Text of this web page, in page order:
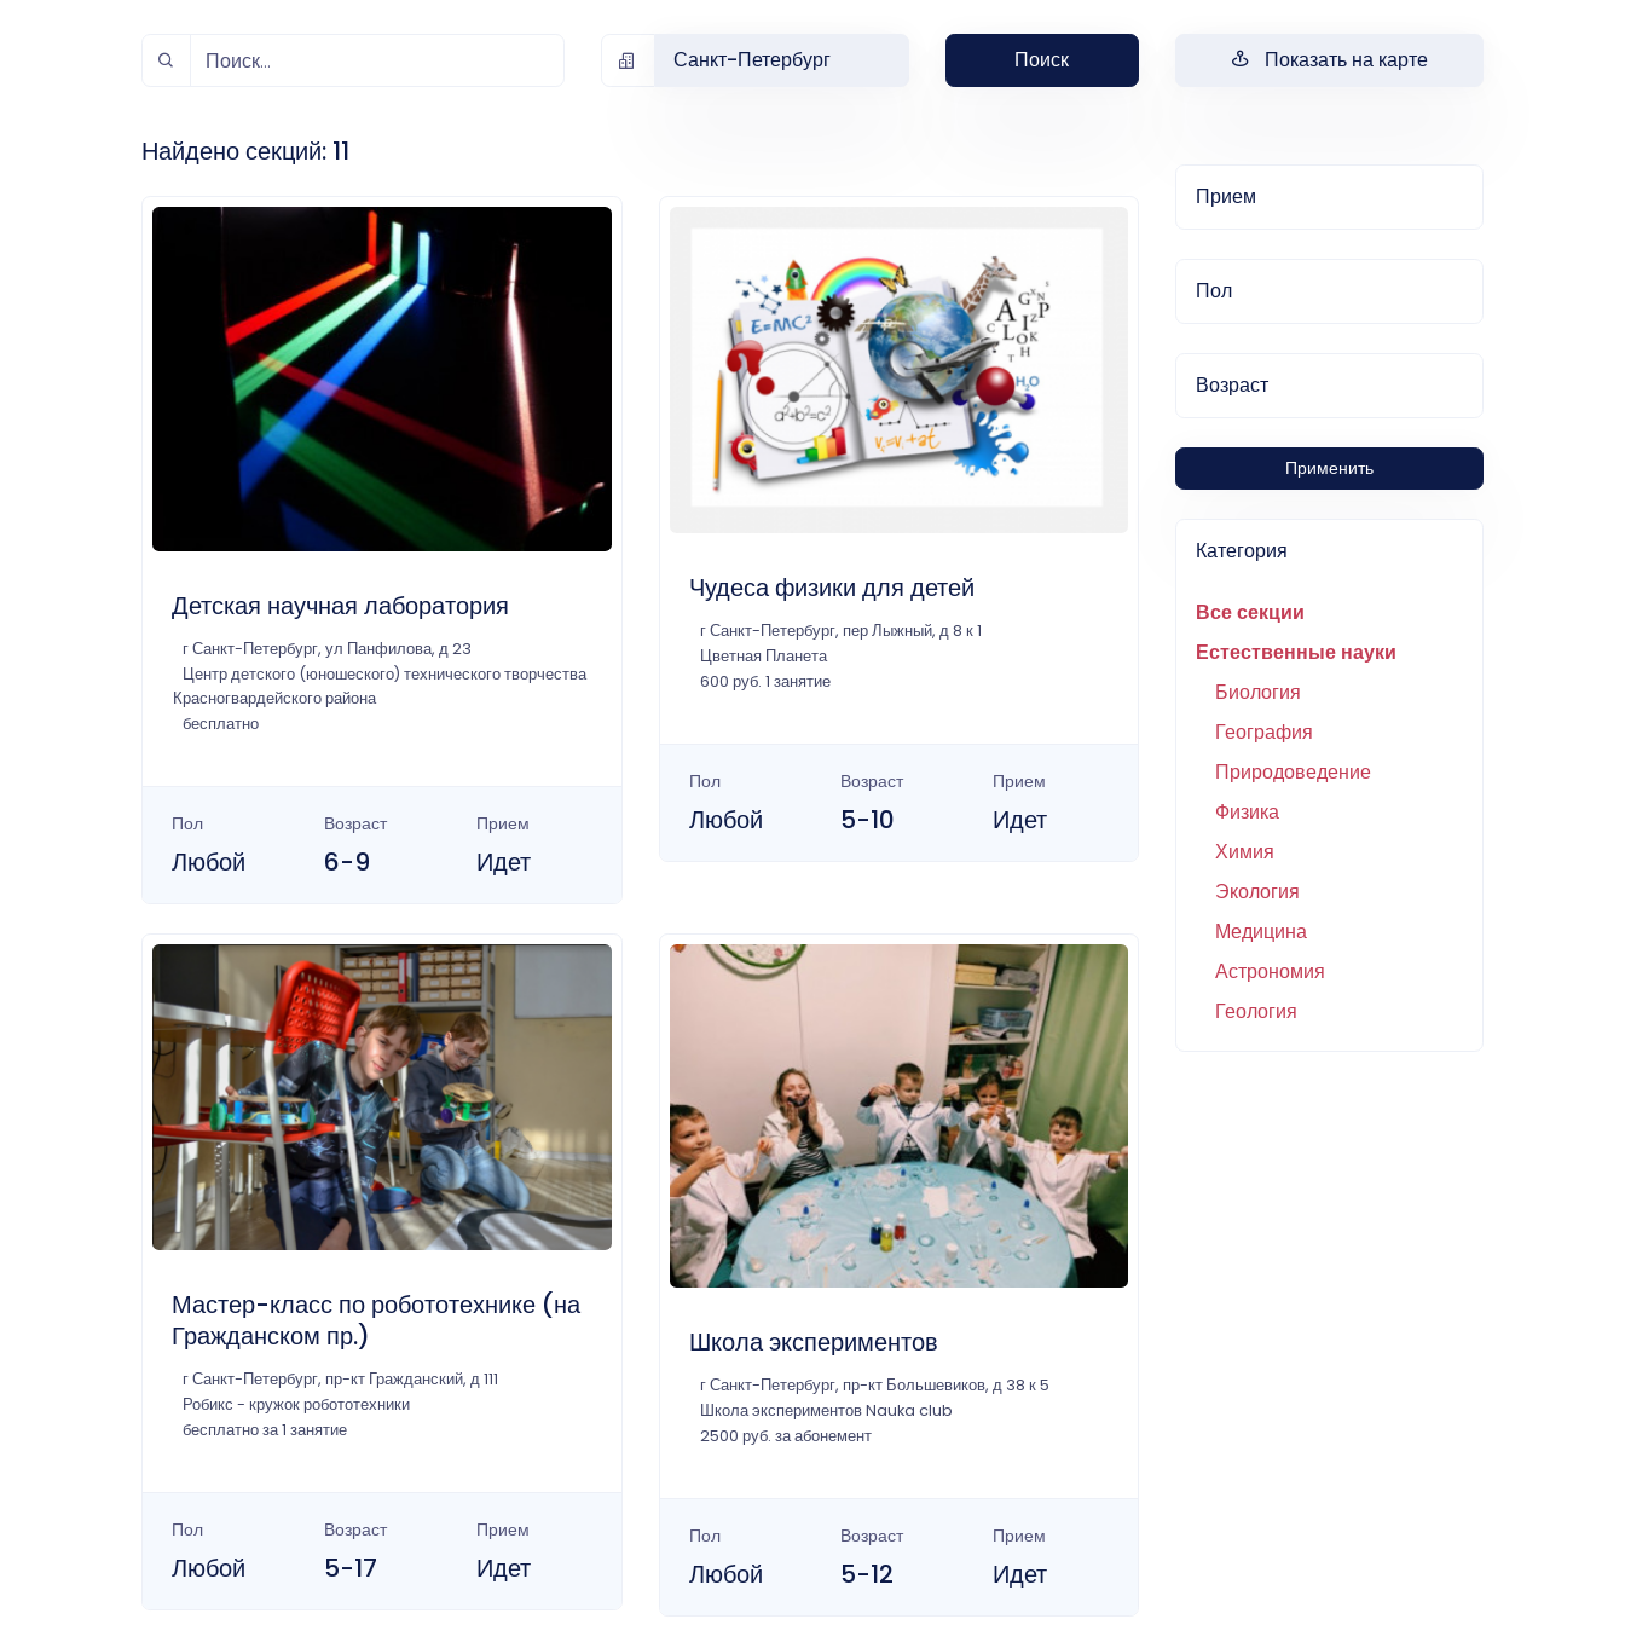
игровой спорт
Санкт-Петербург Поиск Показать на карте
Прием
Пол
Возраст
Применить
Категория
Все секции
Естественные науки
Биология
География
Природоведение
Физика
Химия
Экология
Медицина
Астрономия
Геология
Найдено секций: 11
Детская научная лаборатория
г Санкт-Петербург, ул Панфилова, д 23
Центр детского (юношеского) технического творчества
Красногвардейского района
бесплатно
Пол
Любой
Возраст
6-9
Прием
Идет
Чудеса физики для детей
г Санкт-Петербург, пер Лыжный, д 8 к 1
Цветная Планета
600 руб. 1 занятие
Пол
Любой
Возраст
5-10
Прием
Идет
Мастер-класс по робототехнике (на
Гражданском пр.)
г Санкт-Петербург, пр-кт Гражданский, д 111
Робикс - кружок робототехники
бесплатно за 1 занятие
Пол
Любой
Возраст
5-17
Прием
Идет
Школа экспериментов
г Санкт-Петербург, пр-кт Большевиков, д 38 к 5
Школа экспериментов Nauka club
2500 руб. за абонемент
Пол
Любой
Возраст
5-12
Прием
Идет